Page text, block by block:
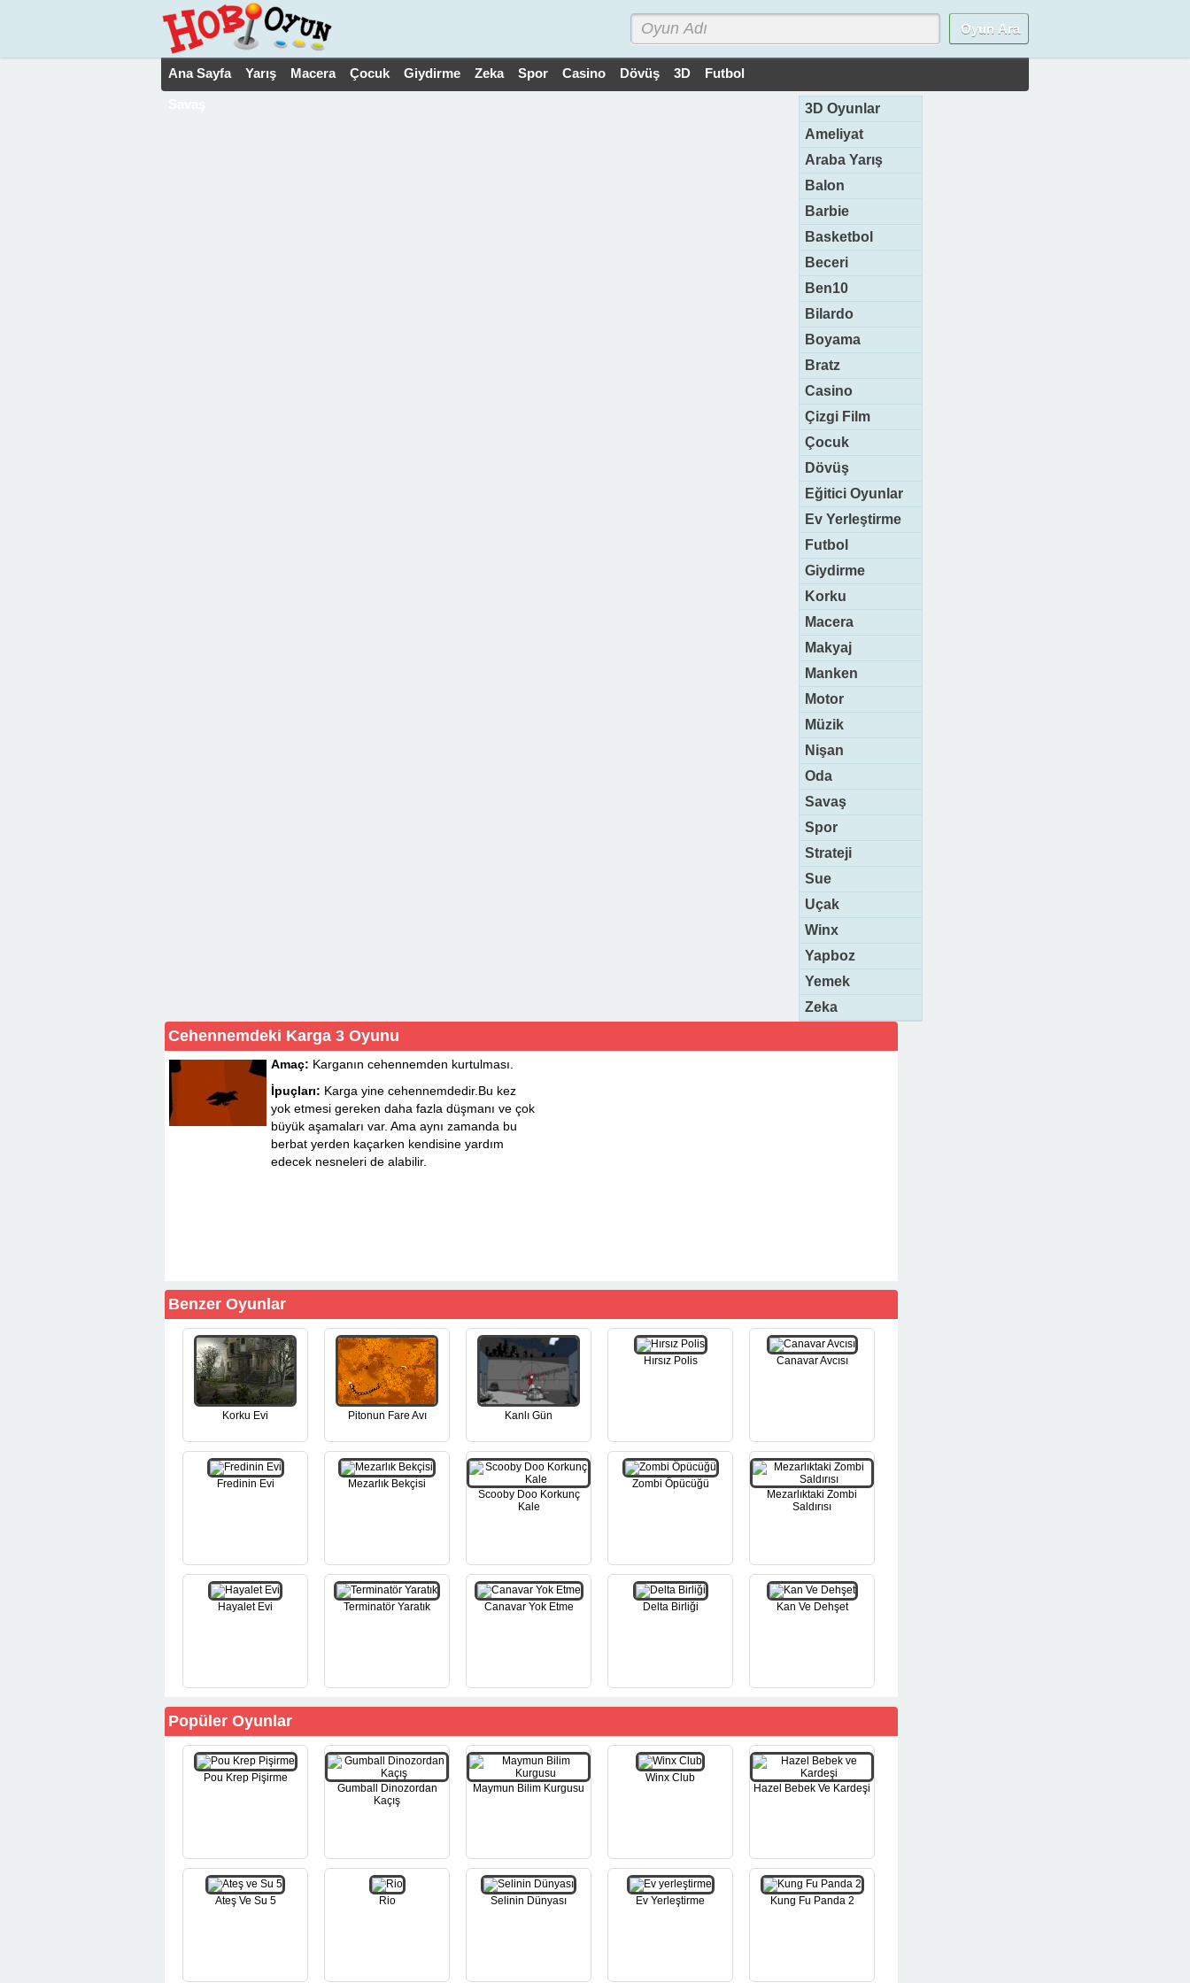
Ana Sayfa Yarış Macera Çocuk Giydirme Zeka Spor Casino Dövüş 3D Futbol
3D Oyunlar
Ameliyat
Araba Yarış
Balon
Barbie
Basketbol
Beceri
Ben10
Bilardo
Boyama
Bratz
Casino
Çizgi Film
Çocuk
Dövüş
Eğitici Oyunlar
Ev Yerleştirme
Futbol
Giydirme
Korku
Macera
Makyaj
Manken
Motor
Müzik
Nişan
Oda
Savaş
Spor
Strateji
Sue
Uçak
Winx
Yapboz
Yemek
Zeka
Cehennemdeki Karga 3 Oyunu
Amaç: Karganın cehennemden kurtulması.
İpuçları: Karga yine cehennemdedir.Bu kez
yok etmesi gereken daha fazla düşmanı ve çok
büyük aşamaları var. Ama aynı zamanda bu
berbat yerden kaçarken kendisine yardım
edecek nesneleri de alabilir.
Benzer Oyunlar
Korku Evi Pitonun Fare Avı Kanlı Gün
Hırsız Polis Canavar Avcısı
Fredinin Evi
Mezarlık Bekçisi
Scooby Doo Korkunç
Kale
Zombi Öpücüğü
Mezarlıktaki Zombi
Saldırısı
Hayalet Evi Terminatör Yaratık Canavar Yok Etme Delta Birliği Kan Ve Dehşet
Popüler Oyunlar
Pou Krep Pişirme
Gumball Dinozordan
Kaçış
Maymun Bilim Kurgusu
Winx Club
Hazel Bebek Ve Kardeşi
Ateş Ve Su 5 Rio Selinin Dünyası Ev Yerleştirme Kung Fu Panda 2